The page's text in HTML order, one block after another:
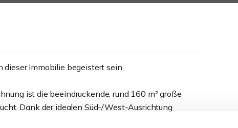
Immobilie begeistert sein.
ist die beeindruckende, rund 160 m² große
Dank der idealen Süd-/West-Ausrichtung
traumhaften, unverbaubaren Blick ins Grüne.